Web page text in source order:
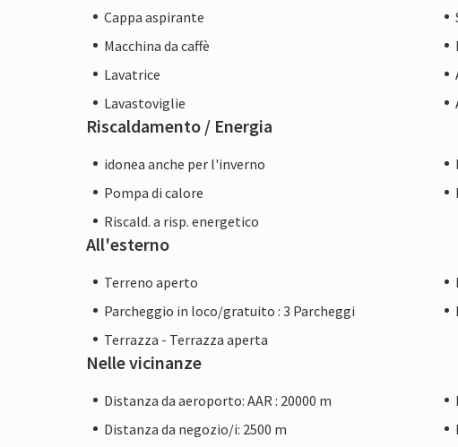
Cappa aspirante
Macchina da caffè
Lavatrice
Lavastoviglie
Riscaldamento / Energia
idonea anche per l'inverno
Pompa di calore
Riscald. a risp. energetico
All'esterno
Terreno aperto
Parcheggio in loco/gratuito : 3 Parcheggi
Terrazza - Terrazza aperta
Nelle vicinanze
Distanza da aeroporto: AAR : 20000 m
Distanza da negozio/i: 2500 m